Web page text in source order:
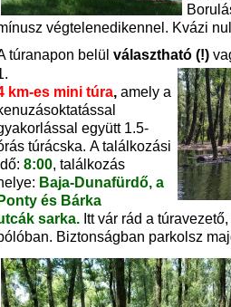
végtelenedikennel. Kvázi
túranapon belül választható (!)
km-es mini túra, amely a
együtt 1.5-
túrácska. A találkozási
8:00, találkozás
Baja-Dunafürdő, a
Ponty és Bárka
sarka. Itt vár rád a
Biztonságban parkolsz